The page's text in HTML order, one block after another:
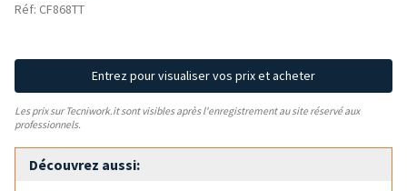
Réf: CF868TT
Entrez pour visualiser vos prix et acheter
Les prix sur Tecniwork.it sont visibles après l'enregistrement au site réservé aux
professionnels.
Découvrez aussi: